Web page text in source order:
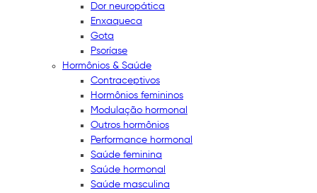
Dor neuropática
Enxaqueca
Gota
Psoríase
Hormônios & Saúde
Contraceptivos
Hormônios femininos
Modulação hormonal
Outros hormônios
Performance hormonal
Saúde feminina
Saúde hormonal
Saúde masculina